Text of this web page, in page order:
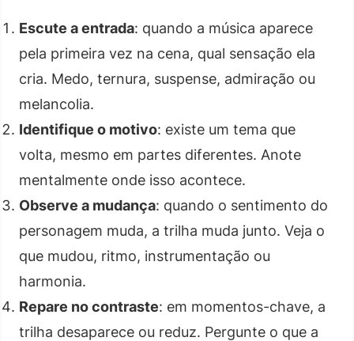
Escute a entrada: quando a música aparece
pela primeira vez na cena, qual sensação ela
cria. Medo, ternura, suspense, admiração ou
melancolia.
Identifique o motivo: existe um tema que
volta, mesmo em partes diferentes. Anote
mentalmente onde isso acontece.
Observe a mudança: quando o sentimento do
personagem muda, a trilha muda junto. Veja o
que mudou, ritmo, instrumentação ou
harmonia.
Repare no contraste: em momentos-chave, a
trilha desaparece ou reduz. Pergunte o que a